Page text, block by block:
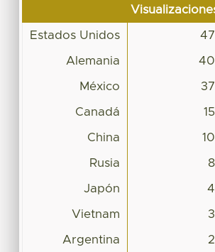
Estados Unidos 47
Alemania 40
México 37
Canadá 15
China 10
Rusia 8
Japón 4
Vietnam 3
Argentina 2